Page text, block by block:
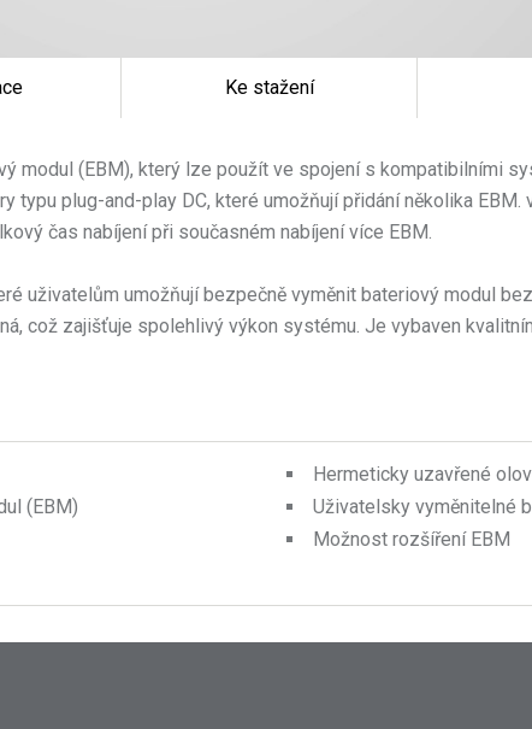
Ke stažení
modul (EBM), který lze použít ve spojení s kompatibilními
typu plug-and-play DC, které umožňují přidání několika
čas nabíjení při současném nabíjení více EBM.
uživatelům umožňují bezpečně vyměnit bateriový modul
což zajišťuje spolehlivý výkon systému. Je vybaven
(EBM)
Hermeticky uzavřené
Uživatelsky vyměnitelné
Možnost rozšíření EBM